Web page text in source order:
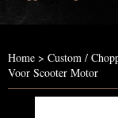
Home > Custom /
Voor Scooter Motor